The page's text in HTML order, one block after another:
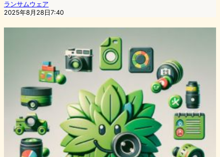
ランサムウェア
2025年8月28日7:40